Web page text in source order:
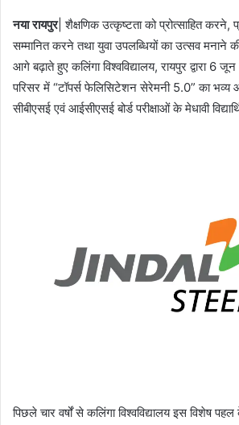
नया रायपुर| शैक्षणिक उत्कृष्टता को प्रोत्साहित करने,
सम्मानित करने तथा युवा उपलब्धियों का उत्सव मनाने
आगे बढ़ाते हुए कलिंगा विश्वविद्यालय, रायपुर द्वारा 6
परिसर में “टॉपर्स फेलिसिटेशन सेरेमनी 5.0” का भव्य
सीबीएसई एवं आईसीएसई बोर्ड परीक्षाओं के मेधावी
पिछले चार वर्षों से कलिंगा विश्वविद्यालय इस विशेष